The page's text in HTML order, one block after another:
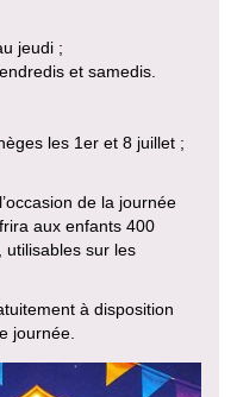
jeudi ;
et samedis.
les 1er et 8 juillet ;
de la journée
aux enfants 400
utilisables sur les
à disposition
journée.